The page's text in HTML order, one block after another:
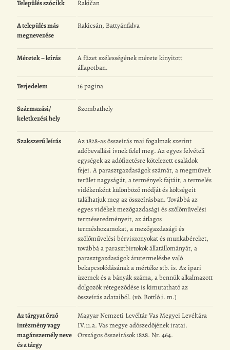
Település szócikk Rakičan
A település más
megnevezése
Rakicsán, Battyánfalva
Méretek – leírás
A füzet szélességének mérete kinyitott
állapotban.
Terjedelem 16 pagina
Származási/
keletkezési hely
Szombathely
Szakszerű leírás
Az 1828-as összeírás mai fogalmak szerint
adóbevallási ívnek felel meg. Az egyes felvételi
egységek az adófizetésre kötelezett családok
fejei. A parasztgazdaságok számát, a megművelt
terület nagyságát, a termények fajtáit, a termelés
vidékenként különböző módját és költségeit
találhatjuk meg az összeírásban. Továbbá az
egyes vidékek mezőgazdasági és szőlőművelési
terméseredményeit, az átlagos
terméshozamokat, a mezőgazdasági és
szőlőművelési bérviszonyokat és munkabéreket,
továbbá a parasztbirtokok állatállományát, a
parasztgazdaságok árutermelésbe való
bekapcsolódásának a mértéke stb. is. Az ipari
üzemek és a bányák száma, a bennük alkalmazott
dolgozók rétegeződése is kimutatható az
összeírás adataiból. (vö. Bottló i. m.)
Az tárgyat őrző
intézmény vagy
magánszemély neve
és a tárgy
Magyar Nemzeti Levéltár Vas Megyei Levéltára
IV.11.a. Vas megye adószedőjének iratai.
Országos összeírások 1828. Nr. 464.